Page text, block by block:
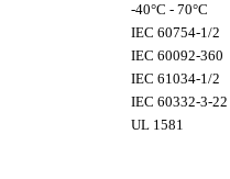
-40°C - 70°C
IEC 60754-1/2
IEC 60092-360
IEC 61034-1/2
IEC 60332-3-22
UL 1581